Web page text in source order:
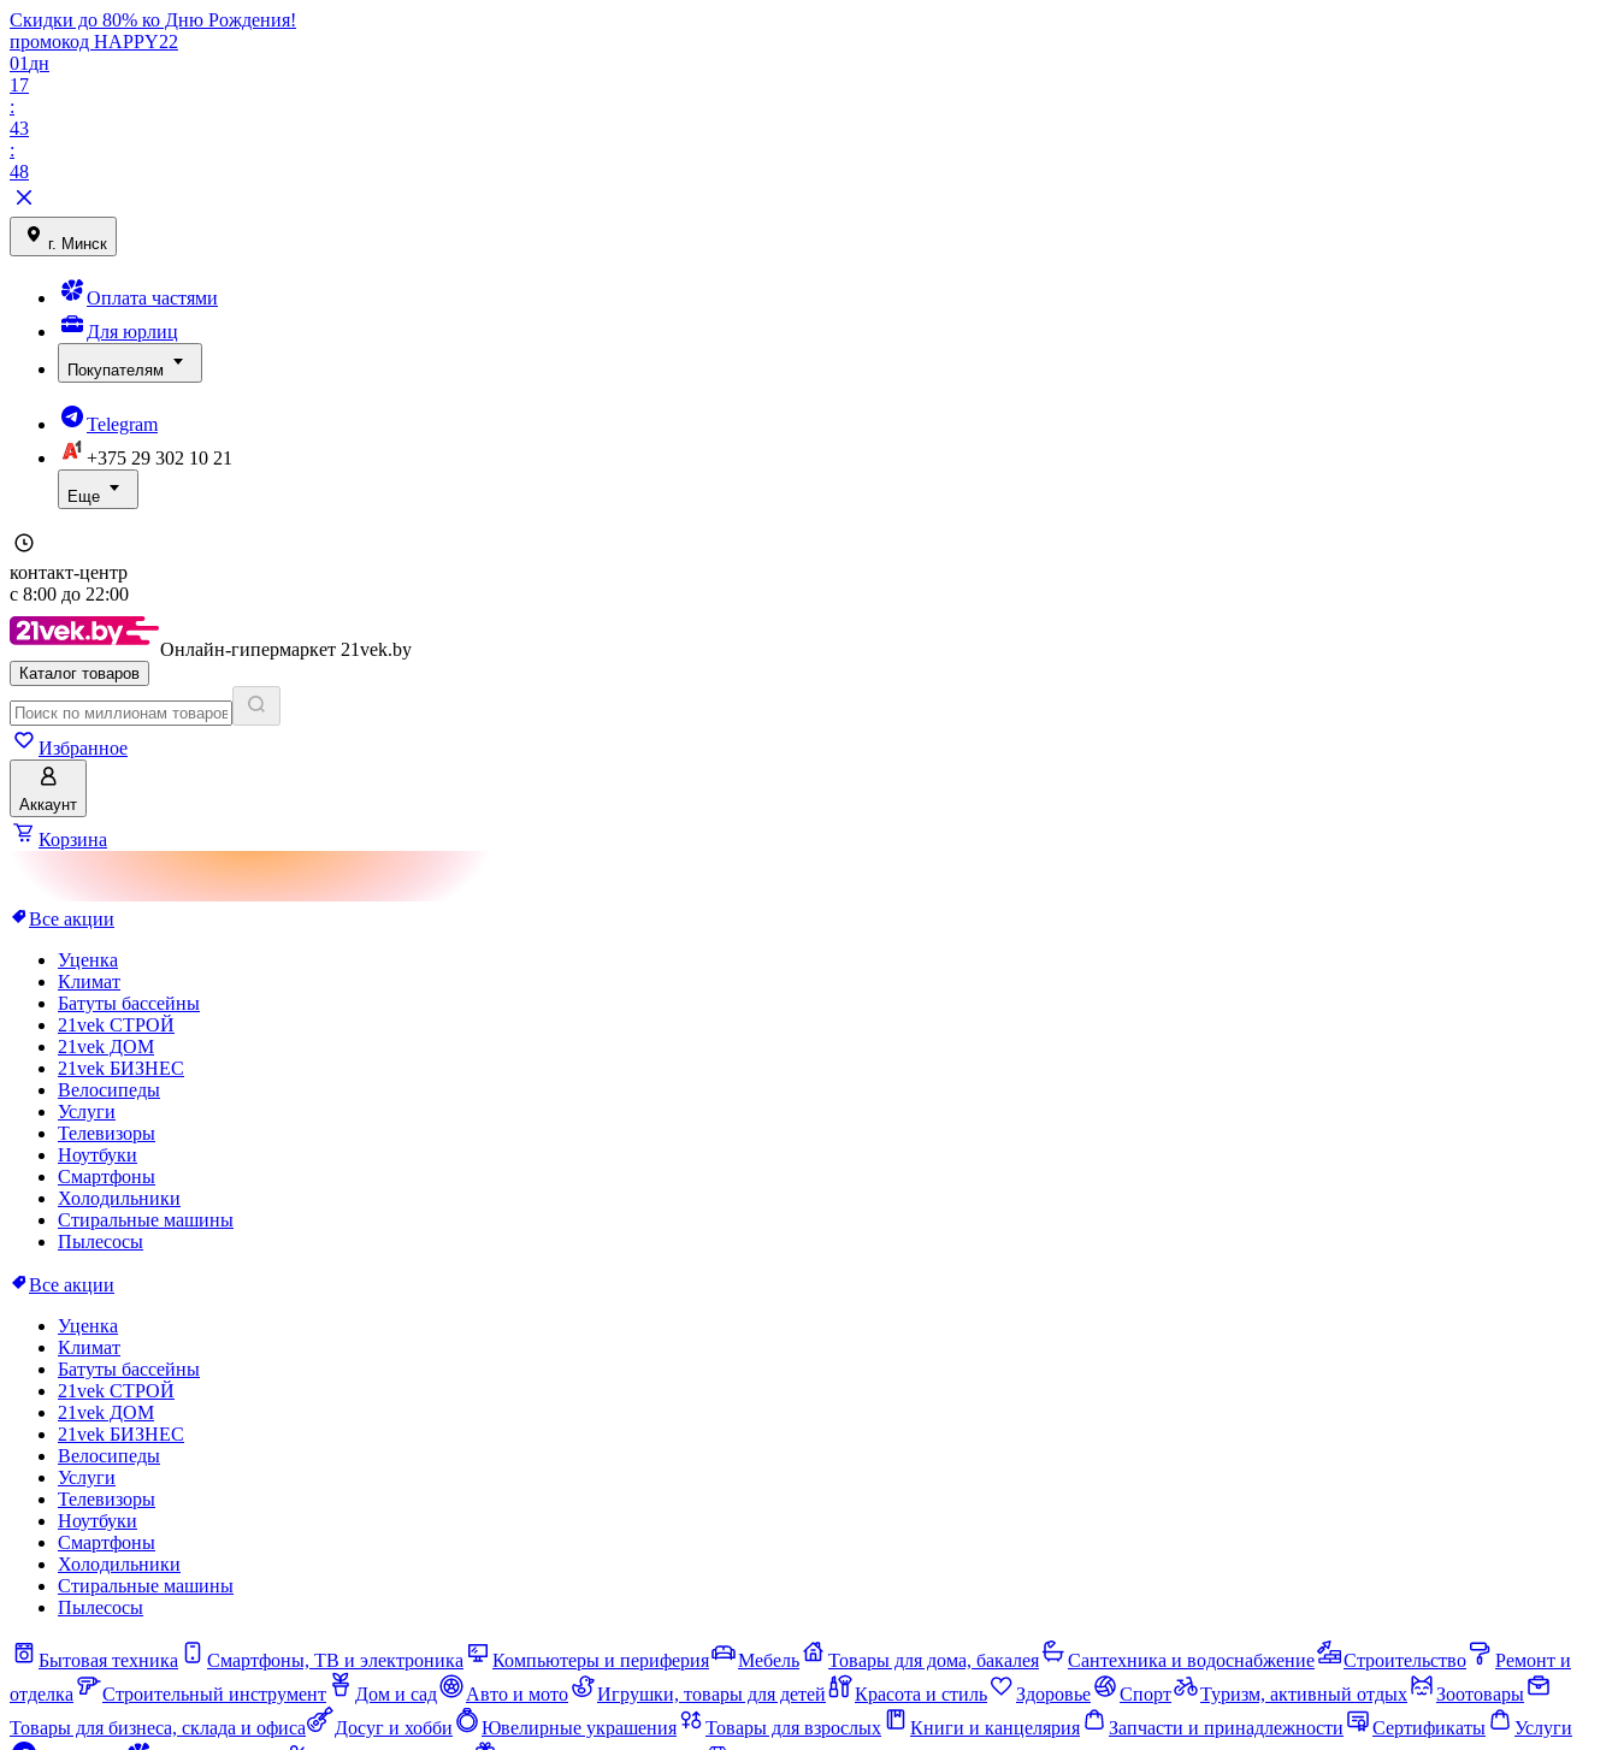
Скидки до 80% ко Дню Рождения!
промокод HAPPY22
01 дн
17
:
43
:
48
г. Минск
Оплата частями
Для юрлиц
Покупателям
Telegram
+375 29 302 10 21
Еще
контакт-центр
с 8:00 до 22:00
Онлайн-гипермаркет 21vek.by
Каталог товаров
Избранное
Аккаунт
Корзина
Все акции
Уценка
Климат
Батуты бассейны
21vek СТРОЙ
21vek ДОМ
21vek БИЗНЕС
Велосипеды
Услуги
Телевизоры
Ноутбуки
Смартфоны
Холодильники
Стиральные машины
Пылесосы
Все акции
Уценка
Климат
Батуты бассейны
21vek СТРОЙ
21vek ДОМ
21vek БИЗНЕС
Велосипеды
Услуги
Телевизоры
Ноутбуки
Смартфоны
Холодильники
Стиральные машины
Пылесосы
Бытовая техника Смартфоны, ТВ и электроника Компьютеры и периферия Мебель Товары для дома, бакалея Сантехника и водоснабжение Строительство
Ремонт и
отделка
Строительный инструмент Дом и сад Авто и мото Игрушки, товары для детей Красота и стиль Здоровье Спорт Туризм, активный отдых
Зоотовары
Товары для бизнеса, склада и офиса
Досуг и хобби Ювелирные украшения Товары для взрослых Книги и канцелярия Запчасти и принадлежности Сертификаты
Услуги